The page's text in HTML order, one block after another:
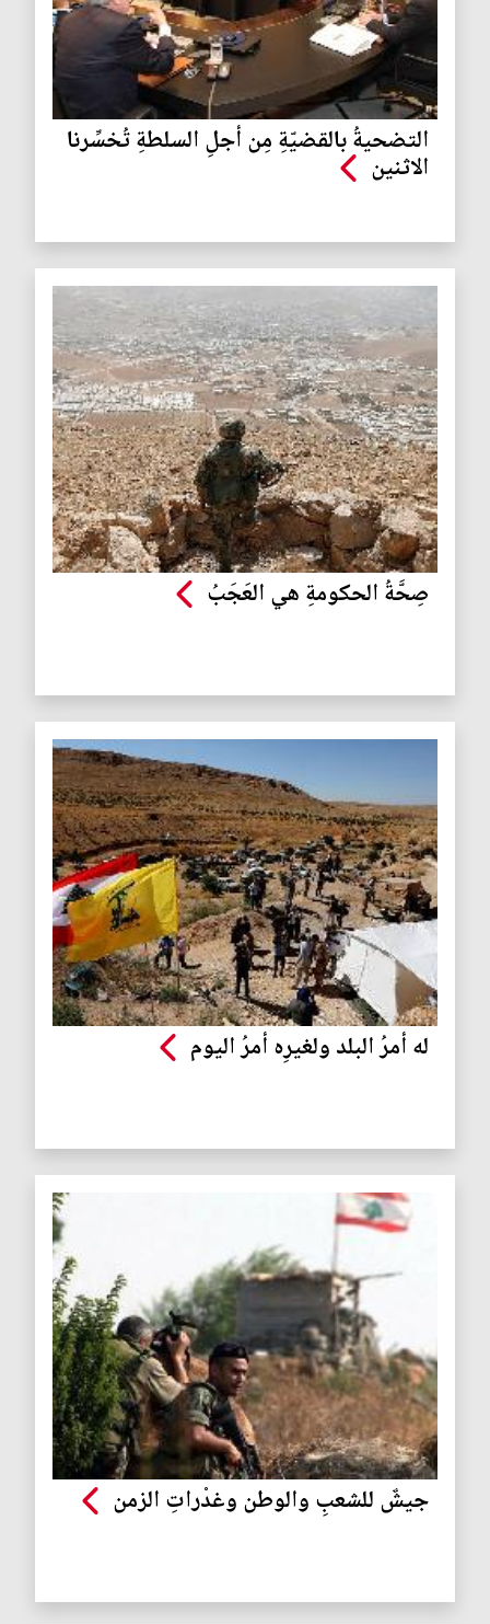
التضحيةُ بالقضيّةِ مِن أجلِ السلطةِ تُخسِّرنا
الاثنين
صِحَّةُ الحكومةِ هي العَجَبُ
له أمرُ البلد ولغيرِه أمرُ اليوم
جيشٌ للشعبِ والوطن وغدْراتِ الزمن